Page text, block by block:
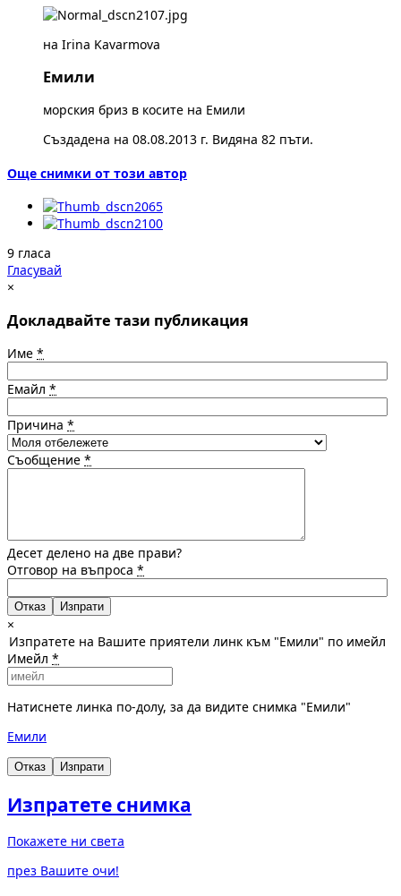
на Irina Kavarmova
Емили
морския бриз в косите на Емили
Създадена на 08.08.2013 г. Видяна 82 пъти.
Още снимки от този автор
9 гласа
Гласувай
×
Докладвайте тази публикация
Име *
Емайл *
Причина *
Съобщение *
Десет делено на две прави?
Отговор на въпроса *
Отказ
×
Изпратете на Вашите приятели линк към "Емили" по имейл
Имейл *
Натиснете линка по-долу, за да видите снимка "Емили"
Емили
Отказ Изпрати
Изпратете снимка
Покажете ни света
през Вашите очи!